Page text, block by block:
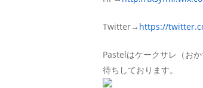
Twitter→ https://
Pastelはケークサレ（お
待ちしております。